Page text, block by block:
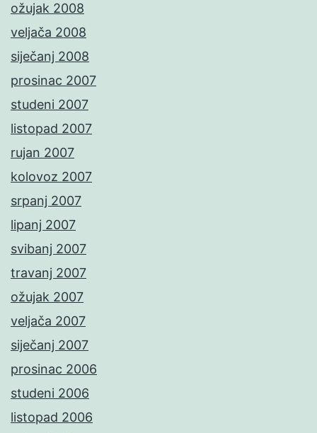
ožujak 2008
veljača 2008
siječanj 2008
prosinac 2007
studeni 2007
listopad 2007
rujan 2007
kolovoz 2007
srpanj 2007
lipanj 2007
svibanj 2007
travanj 2007
ožujak 2007
veljača 2007
siječanj 2007
prosinac 2006
studeni 2006
listopad 2006